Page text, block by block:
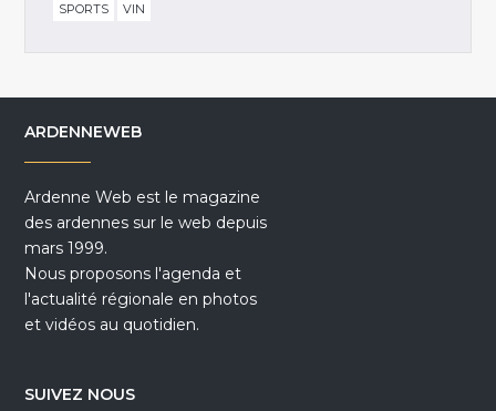
SPORTS
VIN
ARDENNEWEB
Ardenne Web est le magazine
des ardennes sur le web depuis
mars 1999.
Nous proposons l'agenda et
l'actualité régionale en photos
et vidéos au quotidien.
SUIVEZ NOUS